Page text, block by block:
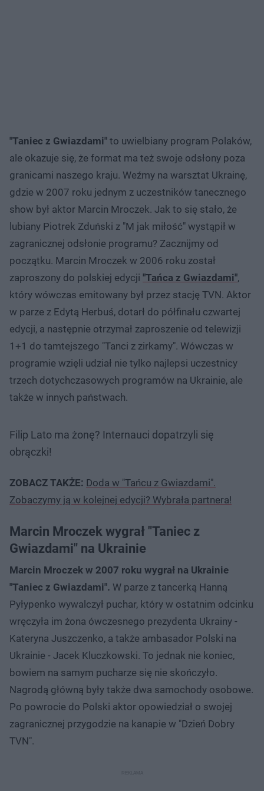
"Taniec z Gwiazdami" to uwielbiany program Polaków,
ale okazuje się, że format ma też swoje odsłony poza
granicami naszego kraju. Weźmy na warsztat Ukrainę,
gdzie w 2007 roku jednym z uczestników tanecznego
show był aktor Marcin Mroczek. Jak to się stało, że
lubiany Piotrek Zduński z "M jak miłość" wystąpił w
zagranicznej odsłonie programu? Zacznijmy od
początku. Marcin Mroczek w 2006 roku został
zaproszony do polskiej edycji "Tańca z Gwiazdami",
który wówczas emitowany był przez stację TVN. Aktor
w parze z Edytą Herbuś, dotarł do półfinału czwartej
edycji, a następnie otrzymał zaproszenie od telewizji
1+1 do tamtejszego "Tanci z zirkamy". Wówczas w
programie wzięli udział nie tylko najlepsi uczestnicy
trzech dotychczasowych programów na Ukrainie, ale
także w innych państwach.
Filip Lato ma żonę? Internauci dopatrzyli się
obrączki!
ZOBACZ TAKŻE: Doda w "Tańcu z Gwiazdami".
Zobaczymy ją w kolejnej edycji? Wybrała partnera!
Marcin Mroczek wygrał "Taniec z
Gwiazdami" na Ukrainie
Marcin Mroczek w 2007 roku wygrał na Ukrainie
"Taniec z Gwiazdami". W parze z tancerką Hanną
Pyłypenko wywalczył puchar, który w ostatnim odcinku
wręczyła im żona ówczesnego prezydenta Ukrainy -
Kateryna Juszczenko, a także ambasador Polski na
Ukrainie - Jacek Kluczkowski. To jednak nie koniec,
bowiem na samym pucharze się nie skończyło.
Nagrodą główną były także dwa samochody osobowe.
Po powrocie do Polski aktor opowiedział o swojej
zagranicznej przygodzie na kanapie w "Dzień Dobry
TVN".